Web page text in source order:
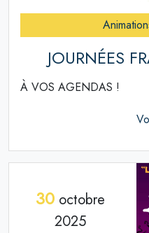
JOURNÉES
À VOS AGENDAS !
30 octobre
2025